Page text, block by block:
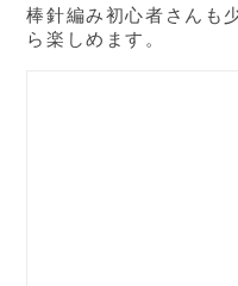
棒針編み初心者さんも
ら楽しめます。